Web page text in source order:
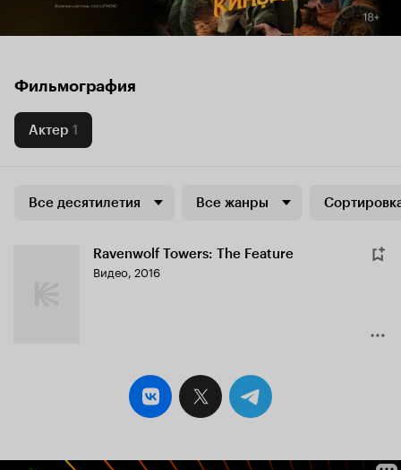
Фильмография
Актер 1
Все десятилетия Все жанры
Ravenwolf Towers: The Feature
Видео, 2016